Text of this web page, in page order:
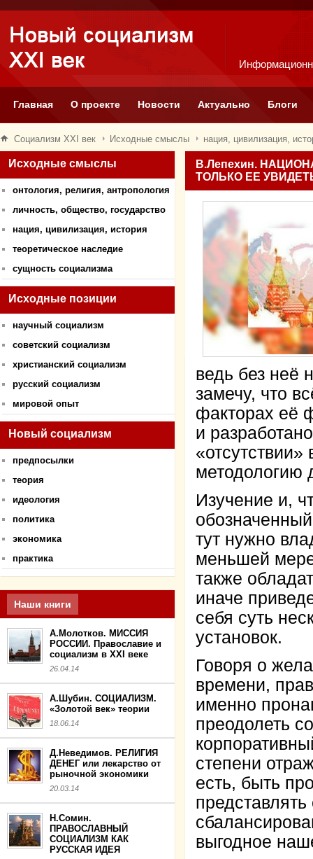
Главная О проекте Новости Актуально Блоги
Социализм XXI век Исходные смыслы нация, цивилизация,
Исходные смыслы
онтология, религия, антропология
личность, общество, государство
нация, цивилизация, история
теоретическое наследие
сущность социализма
Исходные позиции
научный социализм
советский социализм
христианский социализм
русский социализм
мировой опыт
Новый социализм
предпосылки
теория
идеология
политика
экономика
практика
Наши книги
А.Молотков. МИССИЯ
РОССИИ. Православие и
социализм в XXI веке
26.04.14
А.Шубин. СОЦИАЛИЗМ.
«Золотой век» теории
18.06.14
Д.Неведимов. РЕЛИГИЯ
ДЕНЕГ или лекарство от
рыночной экономики
20.03.14
Н.Сомин.
ПРАВОСЛАВНЫЙ
СОЦИАЛИЗМ КАК
РУССКАЯ ИДЕЯ
В.Лепехин.
ТОЛЬКО ЕЕ
ведь без неё
замечу, что
факторах её
и
методологию
Изучение и,
тут нужно
меньшей
также
иначе
себя суть
установок.
Говоря о
времени,
именно
преодолеть
степени
есть, быть
выгодное